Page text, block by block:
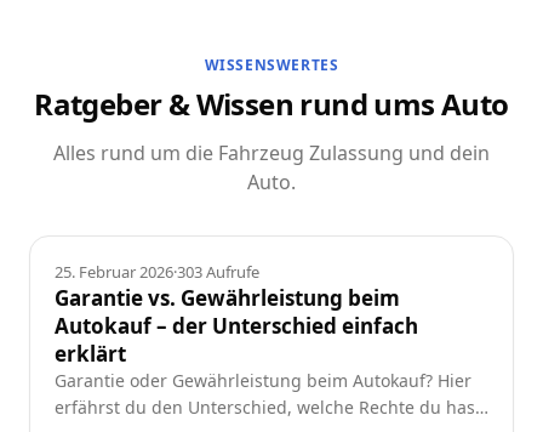
WISSENSWERTES
Ratgeber & Wissen rund ums Auto
Alles rund um die Fahrzeug Zulassung und dein
Auto.
Ratgeber
25. Februar 2026·303Aufrufe
Garantie vs. Gewährleistung beim
Autokauf – der Unterschied einfach
erklärt
Garantie oder Gewährleistung beim Autokauf? Hier
erfährst du den Unterschied, welche Rechte du hast